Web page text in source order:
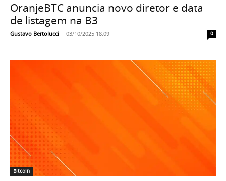
OranjeBTC anuncia novo diretor e data
de listagem na B3
Gustavo Bertolucci - 03/10/2025 18:09 0
Bitcoin